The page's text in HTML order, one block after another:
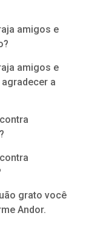
amigos e
amigos e
a
grato você
Andor.